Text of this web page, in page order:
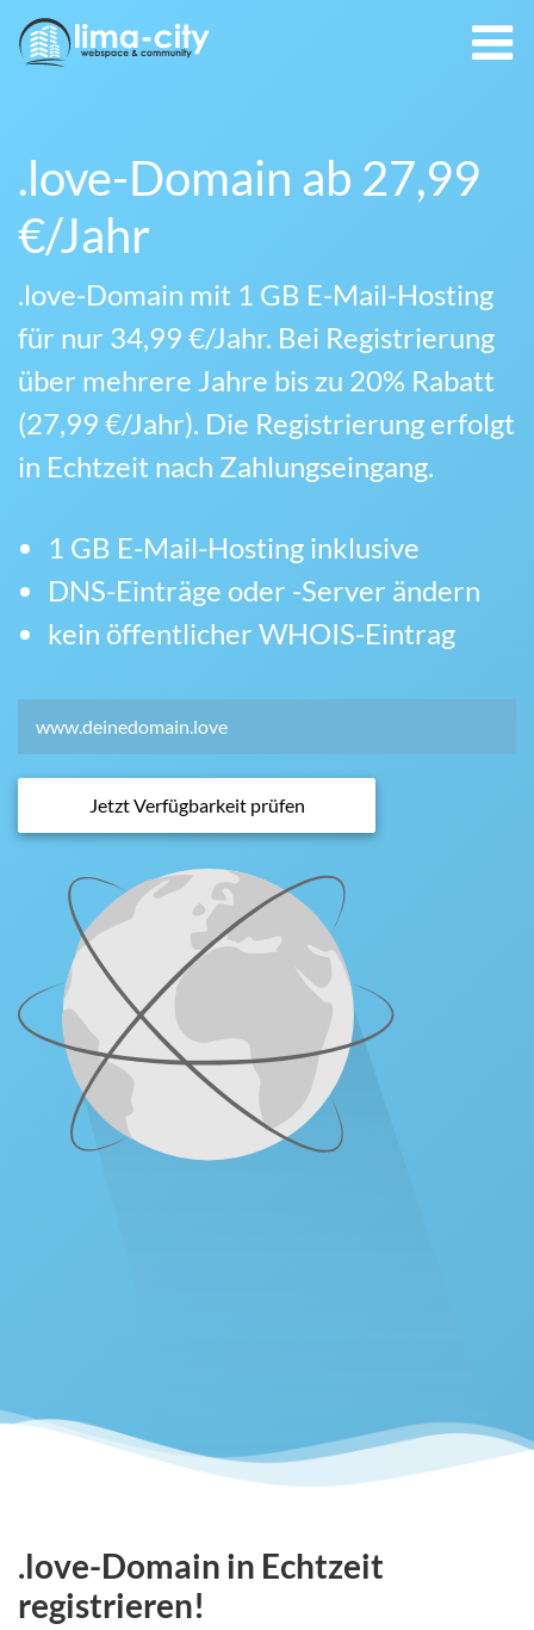
.love-Domain ab 27,99
€/Jahr
.love-Domain mit 1 GB E-Mail-Hosting
für nur 34,99 €/Jahr. Bei Registrierung
über mehrere Jahre bis zu 20% Rabatt
(27,99 €/Jahr). Die Registrierung erfolgt
in Echtzeit nach Zahlungseingang.
1 GB E-Mail-Hosting inklusive
DNS-Einträge oder -Server ändern
kein öffentlicher WHOIS-Eintrag
Jetzt Verfügbarkeit prüfen
.love-Domain in Echtzeit
registrieren!